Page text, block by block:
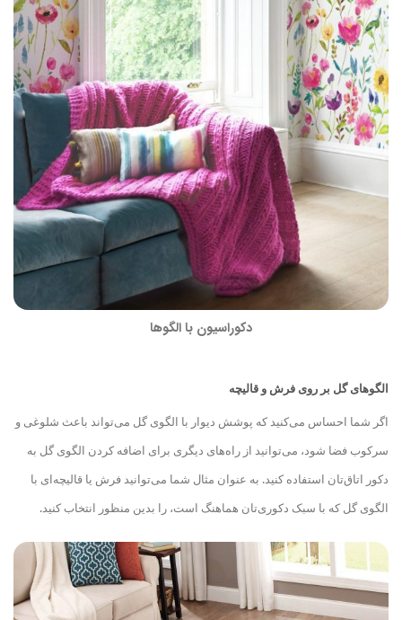
دکوراسیون با الگوها
الگوهای گل بر روی فرش و قالیچه
اگر شما احساس می‌کنید که پوشش دیوار با الگوی گل می‌تواند باعث شلوغی و
سرکوب فضا شود، می‌توانید از راه‌های دیگری برای اضافه کردن الگوی گل به
دکور اتاق‌تان استفاده کنید. به عنوان مثال شما می‌توانید فرش یا قالیچه‌ای با
الگوی گل که با سبک دکوری‌تان هماهنگ است، را بدین منظور انتخاب کنید.